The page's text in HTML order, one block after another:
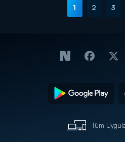
1 2 3
Tüm